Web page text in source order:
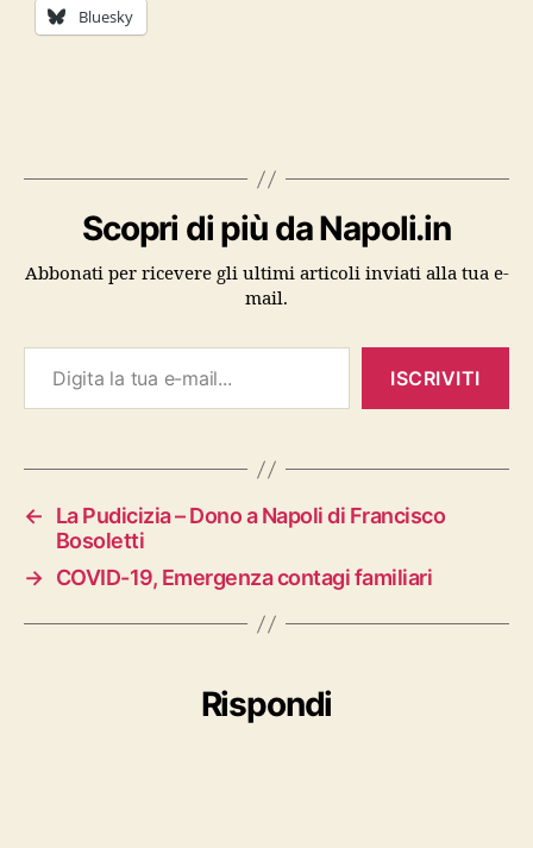
Bluesky
Scopri di più da Napoli.in
Abbonati per ricevere gli ultimi articoli inviati alla tua e-
mail.
Digita la tua e-mail...
ISCRIVITI
←
La Pudicizia – Dono a Napoli di Francisco
Bosoletti
→ COVID-19, Emergenza contagi familiari
Rispondi